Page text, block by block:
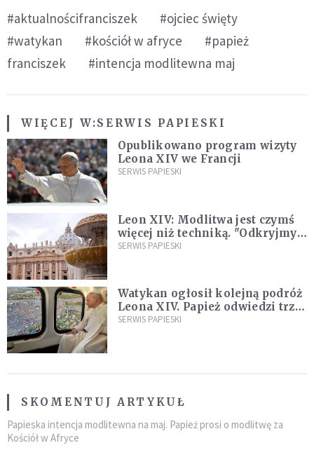
#aktualnościfranciszek
#ojciec święty
#watykan
#kościół w afryce
#papież
franciszek
#intencja modlitewna maj
WIĘCEJ W:SERWIS PAPIESKI
Opublikowano program wizyty
Leona XIV we Francji
SERWIS PAPIESKI
Leon XIV: Modlitwa jest czymś
więcej niż techniką. "Odkryjmy
ją na nowo"
SERWIS PAPIESKI
Watykan ogłosił kolejną podróż
Leona XIV. Papież odwiedzi trzy
kraje Ameryki Południowej
SERWIS PAPIESKI
SKOMENTUJ ARTYKUŁ
Papieska intencja modlitewna na maj. Papież prosi o modlitwę za
Kościół w Afryce